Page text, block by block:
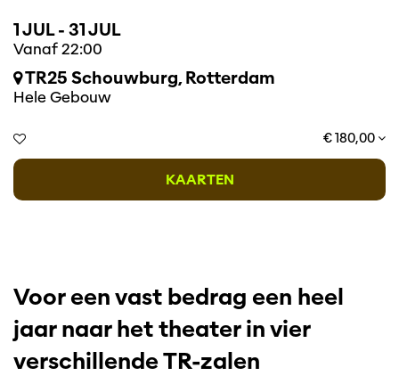
1 JUL- 31 JUL
Vanaf 22:00
TR25 Schouwburg, Rotterdam
Hele Gebouw
€ 180,00
KAARTEN
Voor een vast bedrag een heel
jaar naar het theater in vier
verschillende TR-zalen